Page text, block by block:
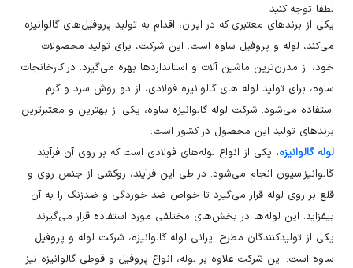
لطفا توجه کنید
یکی از برندهای معتبری که در ایران، اقدام به تولید پروفیل‌های گالوانیزه
می‌کند، لوله و پروفیل ساوه است. این شرکت، برای تولید محصولات
خود، از مدرن‌ترین ماشین آلات و استانداردها بهره می‌گیرد. در کارخانجات
ساوه، برای تولید لوله های گالوانیزه فولادی، از دو روش سرد و گرم
استفاده می‌شود. شرکت لوله گالوانیزه ساوه، یکی از بهترین و معتبرترین
برندهای تولید این محصول در کشور است.
لوله گالوانیزه، یکی از انواع لوله‌های فولادی است که بر روی آن فرآیند
گالوانیزاسیون انجام می‌شود. در طی این فرآیند، روکشی از جنس روی و
قلع بر روی لوله قرار می‌گیرد تا خواص ضد خوردگی و ضدزنگ را به آن
بیفزاید. این لوله‌ها در بخش‌های مختلفی مورد استفاده قرار می‌گیرند.
یکی از تولیدکنندگان مطرح ایرانی لوله گالوانیزه، شرکت لوله و پروفیل
ساوه است. این شرکت علاوه بر لوله، انواع پروفیل و قوطی گالوانیزه نیز